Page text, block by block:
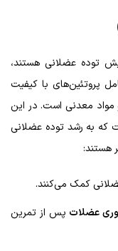
توده عضلانی هستند،
پروتئین‌های با کیفیت
و مواد معدنی است. در این
که به رشد توده عضلانی
هستند:
کمک می‌کنند.
عضلات پس از تمرین